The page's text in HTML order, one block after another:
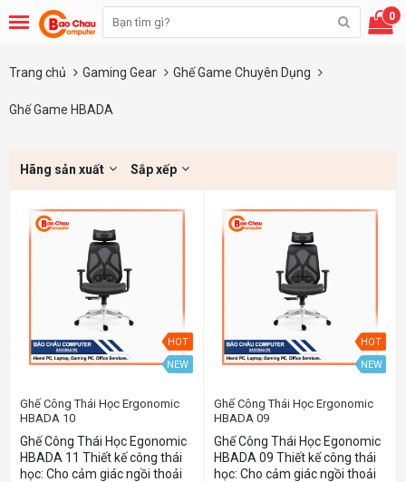
0
Trang chủ Gaming Gear Ghế Game Chuyên Dụng
Ghế Game HBADA
Hãng sản xuất Sắp xếp
HOT
NEW
Ghế Công Thái Học Ergonomic
HBADA 10
Ghế Công Thái Học Egonomic
HBADA 11 Thiết kế công thái
học: Cho cảm giác ngồi thoải
HOT
NEW
Ghế Công Thái Học Ergonomic
HBADA 09
Ghế Công Thái Học Egonomic
HBADA 09 Thiết kế công thái
học: Cho cảm giác ngồi thoải